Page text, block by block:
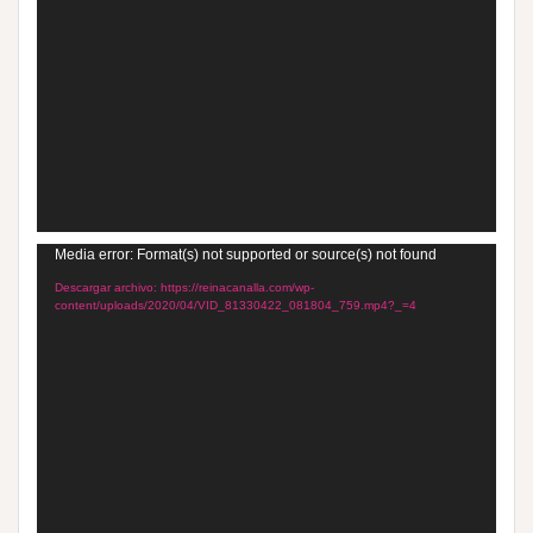
Reproductor
vídeo
Media error: Format(s) not supported or source(s) not found
Descargar archivo: https://reinacanalla.com/wp-
content/uploads/2020/04/VID_81330422_081804_759.mp4?_=4